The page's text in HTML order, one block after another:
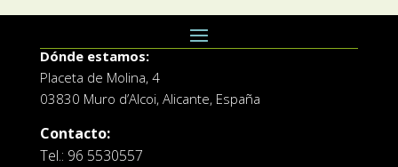
Dónde estamos:
Placeta de Molina, 4
03830 Muro d’Alcoi, Alicante, España
Contacto:
Tel.: 96 5530557